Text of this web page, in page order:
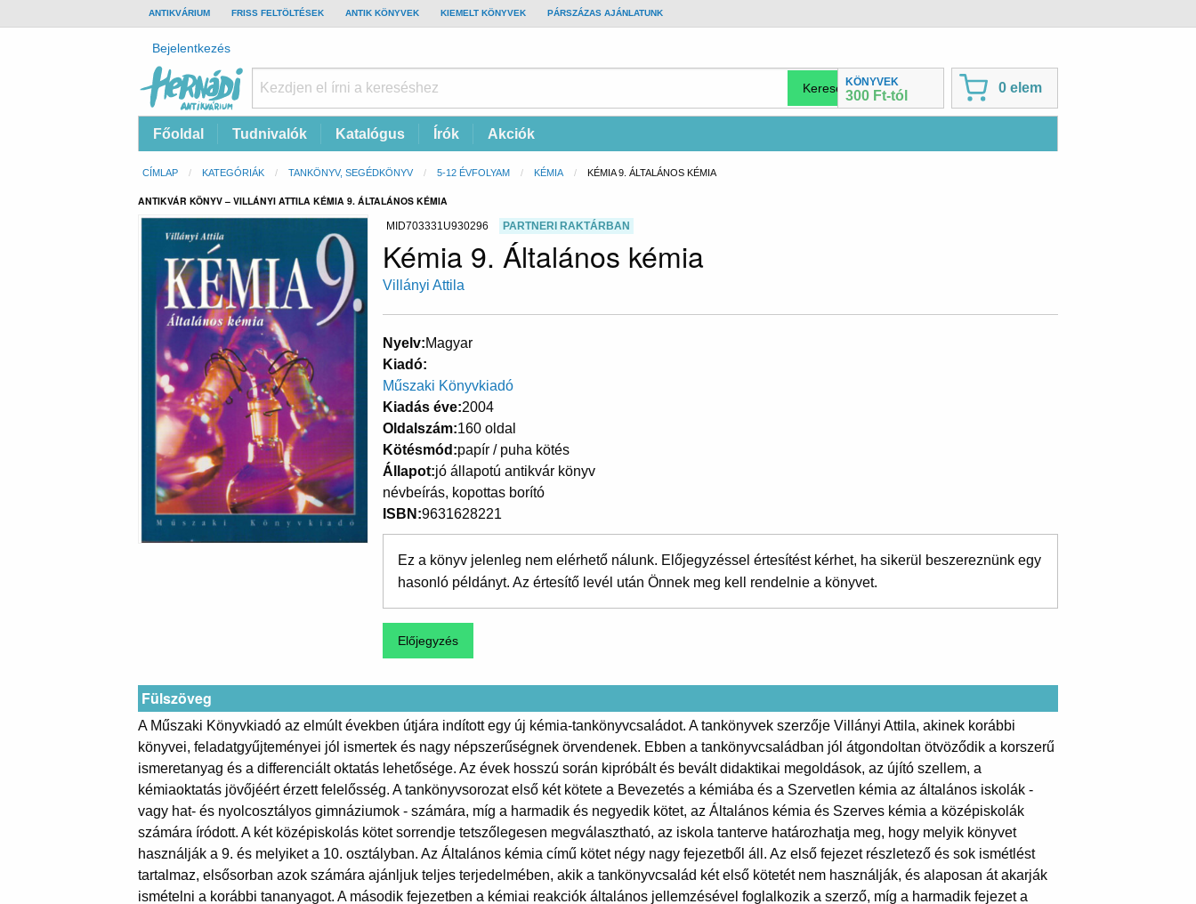
TOP
BAR
ANTIKVÁRIUM FRISS FELTÖLTÉSEK ANTIK KÖNYVEK KIEMELT KÖNYVEK PÁRSZÁZAS AJÁNLATUNK
Felhasználói
fiók
menüje
Bejelentkezés
Antikvárium
Online
KÖNYVEK
300 Ft-tól
0 elem
Fő
navigáció
Főoldal Tudnivalók Katalógus Írók Akciók
Morzsa
CÍMLAP KATEGÓRIÁK TANKÖNYV, SEGÉDKÖNYV 5-12 ÉVFOLYAM KÉMIA CURRENT:
KÉMIA 9. ÁLTALÁNOS KÉMIA
ANTIKVÁR KÖNYV – VILLÁNYI ATTILA KÉMIA 9. ÁLTALÁNOS KÉMIA
MID703331U930296 PARTNERI RAKTÁRBAN
Kémia 9. Általános kémia
Villányi Attila
Nyelv Magyar
Kiadó
Műszaki Könyvkiadó
Kiadás éve 2004
Oldalszám 160 oldal
Kötésmód papír / puha kötés
Állapot jó állapotú antikvár könyv
névbeírás, kopottas borító
ISBN 9631628221
Ez a könyv jelenleg nem elérhető nálunk. Előjegyzéssel értesítést kérhet, ha sikerül beszereznünk egy
hasonló példányt. Az értesítő levél után Önnek meg kell rendelnie a könyvet.
Fülszöveg
A Műszaki Könyvkiadó az elmúlt években útjára indított egy új kémia-tankönyvcsaládot. A tankönyvek szerzője Villányi Attila, akinek korábbi
könyvei, feladatgyűjteményei jól ismertek és nagy népszerűségnek örvendenek. Ebben a tankönyvcsaládban jól átgondoltan ötvöződik a korszerű
ismeretanyag és a differenciált oktatás lehetősége. Az évek hosszú során kipróbált és bevált didaktikai megoldások, az újító szellem, a
kémiaoktatás jövőjéért érzett felelősség. A tankönyvsorozat első két kötete a Bevezetés a kémiába és a Szervetlen kémia az általános iskolák -
vagy hat- és nyolcosztályos gimnáziumok - számára, míg a harmadik és negyedik kötet, az Általános kémia és Szerves kémia a középiskolák
számára íródott. A két középiskolás kötet sorrendje tetszőlegesen megválasztható, az iskola tanterve határozhatja meg, hogy melyik könyvet
használják a 9. és melyiket a 10. osztályban. Az Általános kémia című kötet négy nagy fejezetből áll. Az első fejezet részletező és sok ismétlést
tartalmaz, elsősorban azok számára ajánljuk teljes terjedelmében, akik a tankönyvcsalád két első kötetét nem használják, és alaposan át akarják
ismételni a korábbi tananyagot. A második fejezetben a kémiai reakciók általános jellemzésével foglalkozik a szerző, míg a harmadik fejezet a